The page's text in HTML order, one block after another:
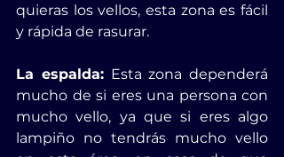
quieras los vellos, esta zona es fácil
y rápida de rasurar.
La espalda: Esta zona dependerá
mucho de si eres una persona con
mucho vello, ya que si eres algo
lampiño no tendrás mucho vello